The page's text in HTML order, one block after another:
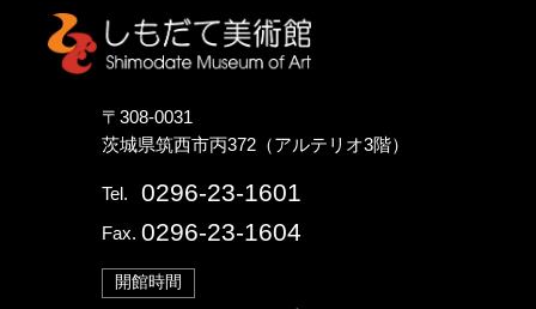
しもだて美術館
〒308-0031
茨城県筑西市丙372（アルテリオ3階）
Tel. 0296-23-1601
Fax. 0296-23-1604
開館時間